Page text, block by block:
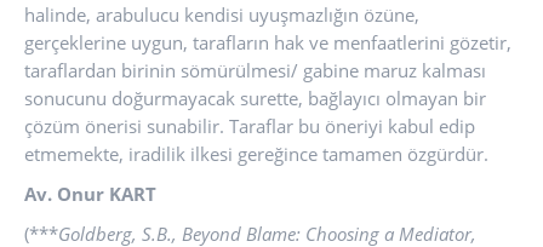
halinde, arabulucu kendisi uyuşmazlığın özüne,
gerçeklerine uygun, tarafların hak ve menfaatlerini gözetir,
taraflardan birinin sömürülmesi/ gabine maruz kalması
sonucunu doğurmayacak surette, bağlayıcı olmayan bir
çözüm önerisi sunabilir. Taraflar bu öneriyi kabul edip
etmemekte, iradilik ilkesi gereğince tamamen özgürdür.
Av. Onur KART
(***Goldberg, S.B., Beyond Blame: Choosing a Mediator,